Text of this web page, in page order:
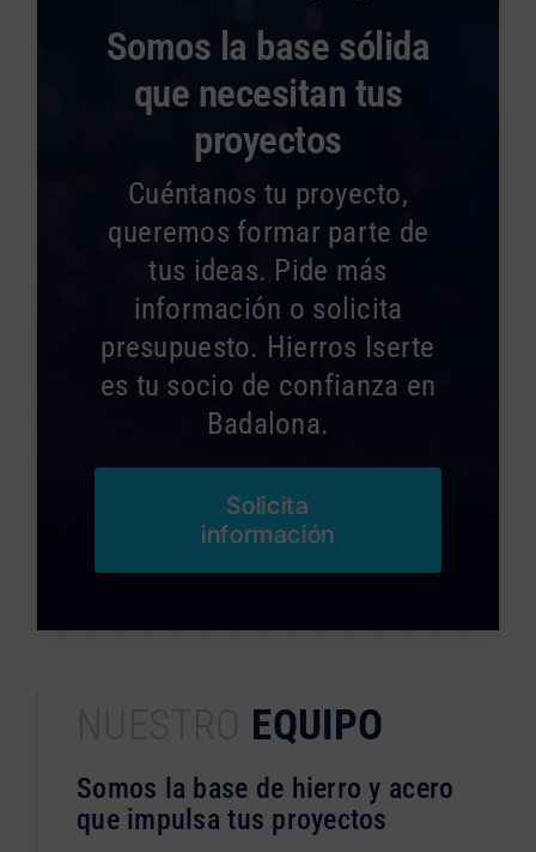
Somos la base sólida
que necesitan tus
proyectos
Cuéntanos tu proyecto,
queremos formar parte de
tus ideas. Pide más
información o solicita
presupuesto. Hierros Iserte
es tu socio de confianza en
Badalona.
Solicita
información
EQUIPO
Somos la base de hierro y acero
que impulsa tus proyectos